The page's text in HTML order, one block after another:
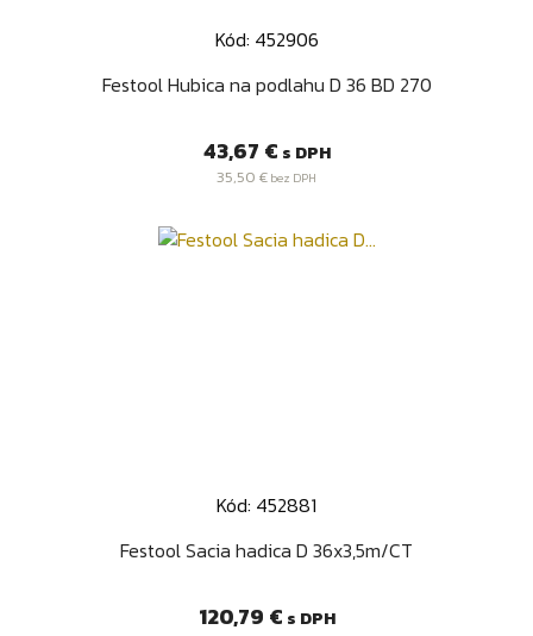
Kód: 452906
Festool Hubica na podlahu D 36 BD 270
Cena
43,67 € s DPH
35,50 € bez DPH
Kód: 452881
Festool Sacia hadica D 36x3,5m/CT
Cena
120,79 € s DPH